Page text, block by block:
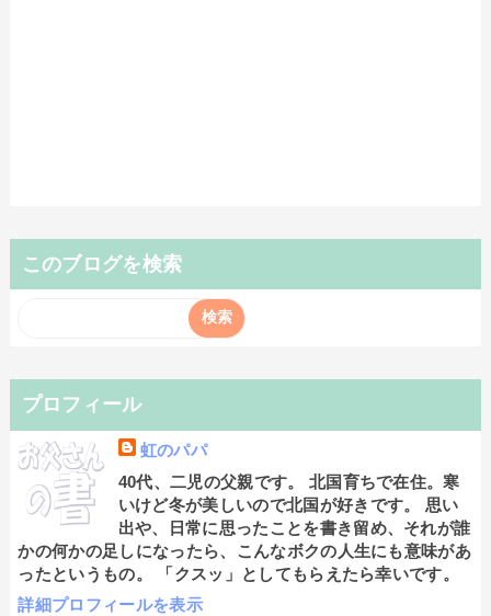
このブログを検索
プロフィール
虹のパパ
40代、二児の父親です。 北国育ちで在住。寒
いけど冬が美しいので北国が好きです。 思い
出や、日常に思ったことを書き留め、それが誰
かの何かの足しになったら、こんなボクの人生にも意味があ
ったというもの。 「クスッ」としてもらえたら幸いです。
詳細プロフィールを表示